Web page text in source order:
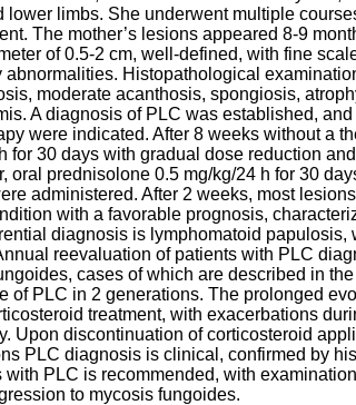
lower limbs. She underwent multiple
The mother’s lesions appeared 8-9
of 0.5-2 cm, well-defined, with fine
abnormalities. Histopathological
moderate acanthosis, spongiosis,
A diagnosis of PLC was established,
were indicated. After 8 weeks without a
for 30 days with gradual dose reduction
oral prednisolone 0.5 mg/kg/24 h for 30
administered. After 2 weeks, most
with a favorable prognosis,
diagnosis is lymphomatoid
reevaluation of patients with PLC
cases of which are described in
of PLC in 2 generations. The prolonged
treatment, with exacerbations
Upon discontinuation of corticosteroid
PLC diagnosis is clinical, confirmed by
with PLC is recommended, with
to mycosis fungoides.